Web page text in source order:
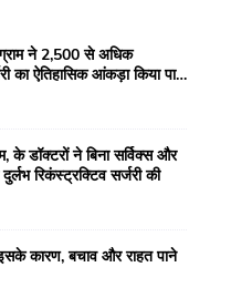
ने 2,500 से अधिक
का ऐतिहासिक आंकड़ा किया पार,
की अपनी अग्रणी पहचान
के डॉक्टरों ने बिना सर्विक्स और
रिकंस्ट्रक्टिव सर्जरी की
इसके कारण, बचाव और राहत पाने